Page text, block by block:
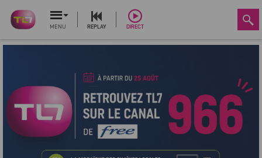
MENU REPLAY DIRECT